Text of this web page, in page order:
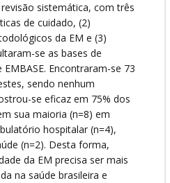
sistemática, com três
de cuidado, (2)
da EM e (3)
se as bases de
Encontraram-se 73
sendo nenhum
se eficaz em 75% dos
sua maioria (n=8) em
hospitalar (n=4),
(n=2). Desta forma,
da EM precisa ser mais
na saúde brasileira e